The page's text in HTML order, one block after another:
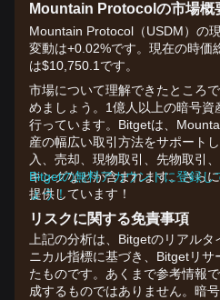
Mountain Protocolの市場概
Mountain Protocol（USDM）の
変動は+0.02%です。現在の時価
は$10,750.1です。
市場について理解できたところ
めましょう。1億人以上の暗号
行っています。Bitgetは、
産の幅広い取引方法をサポート
入、売却、現物取引、先物取引
キングなどが含まれます。さら
提供しています！
Bitgetの無料アカウントに登録
ょう！
リスクに関する免責事項
上記の分析は、Bitgetのリアル
ニカル指標に基づき、Bitgetリサ
たものです。あくまで参考情報
成するものではありません。暗